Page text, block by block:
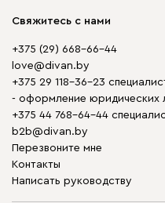
Свяжитесь с нами
+375 (29) 668-66-44
love@divan.by
+375 29 118-36-23
- оформление юридических
+375 44 768-64-44
b2b@divan.by
Перезвоните мне
Контакты
Написать руководству